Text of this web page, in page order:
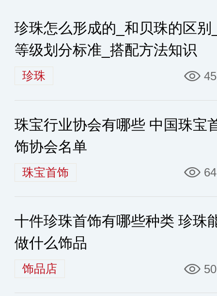
珍珠怎么形成的_和贝珠的区别
等级划分标准_搭配方法知识
珍珠
珠宝行业协会有哪些 中国珠宝
饰协会名单
珠宝首饰
十件珍珠首饰有哪些种类 珍珠
做什么饰品
饰品店